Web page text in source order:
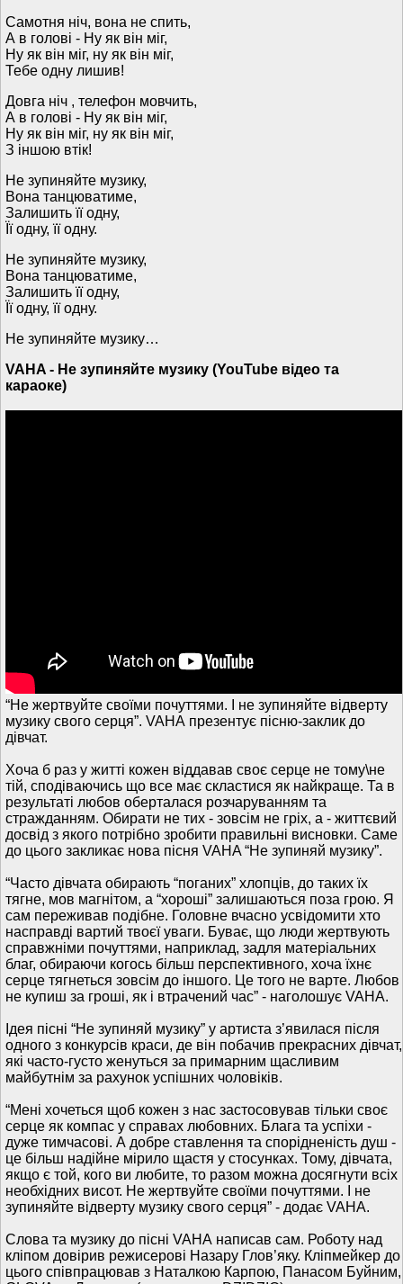
Самотня ніч, вона не спить,
А в голові - Ну як він міг,
Ну як він міг, ну як він міг,
Тебе одну лишив!
Довга ніч , телефон мовчить,
А в голові - Ну як він міг,
Ну як він міг, ну як він міг,
З іншою втік!
Не зупиняйте музику,
Вона танцюватиме,
Залишить її одну,
Її одну, її одну.
Не зупиняйте музику,
Вона танцюватиме,
Залишить її одну,
Її одну, її одну.
Не зупиняйте музику…
VAHA - Не зупиняйте музику (YouTube відео та
караоке)
“Не жертвуйте своїми почуттями. І не зупиняйте відверту
музику свого серця”. VAHА презентує пісню-заклик до
дівчат.
Хоча б раз у житті кожен віддавав своє серце не тому\не
тій, сподіваючись що все має скластися як найкраще. Та в
результаті любов оберталася розчаруванням та
стражданням. Обирати не тих - зовсім не гріх, а - життєвий
досвід з якого потрібно зробити правильні висновки. Саме
до цього закликає нова пісня VAHA “Не зупиняй музику”.
“Часто дівчата обирають “поганих” хлопців, до таких їх
тягне, мов магнітом, а “хороші” залишаються поза грою. Я
сам переживав подібне. Головне вчасно усвідомити хто
насправді вартий твоєї уваги. Буває, що люди жертвують
справжніми почуттями, наприклад, задля матеріальних
благ, обираючи когось більш перспективного, хоча їхнє
серце тягнеться зовсім до іншого. Це того не варте. Любов
не купиш за гроші, як і втрачений час” - наголошує VAHА.
Ідея пісні “Не зупиняй музику” у артиста з’явилася після
одного з конкурсів краси, де він побачив прекрасних дівчат,
які часто-густо женуться за примарним щасливим
майбутнім за рахунок успішних чоловіків.
“Мені хочеться щоб кожен з нас застосовував тільки своє
серце як компас у справах любовних. Блага та успіхи -
дуже тимчасові. А добре ставлення та спорідненість душ -
це більш надійне мірило щастя у стосунках. Тому, дівчата,
якщо є той, кого ви любите, то разом можна досягнути всіх
необхідних висот. Не жертвуйте своїми почуттями. І не
зупиняйте відверту музику свого серця” - додає VAHА.
Слова та музику до пісні VAHА написав сам. Роботу над
кліпом довірив режисерові Назару Глов’яку. Кліпмейкер до
цього співпрацював з Наталкою Карпою, Панасом Буйним,